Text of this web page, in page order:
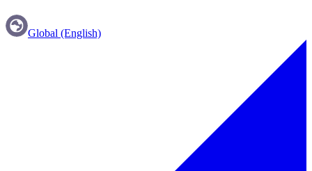
Global (English)